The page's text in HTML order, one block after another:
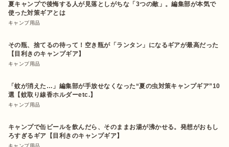
夏キャンプで後悔する人が見落としがちな「3つの敵」。編集部が本気で
使った対策ギアとは
キャンプ用品
その瓶、捨てるの待って！空き瓶が「ランタン」になるギアが最高だった
【目利きのキャンプギア】
キャンプ用品
「蚊が消えた…」編集部が手放せなくなった“夏の虫対策キャンプギア”10
選【蚊取り線香ホルダーetc.】
キャンプ用品
キャンプで缶ビールを飲んだら、そのままお湯が沸かせる。発想がおもし
ろすぎるギア【目利きのキャンプギア】